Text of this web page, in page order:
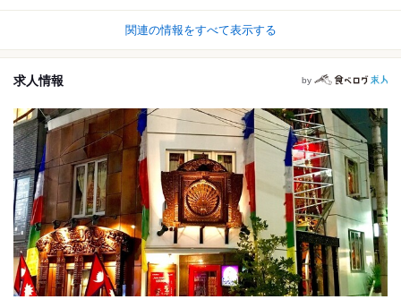
関連の情報をすべて表示する
求人情報 by